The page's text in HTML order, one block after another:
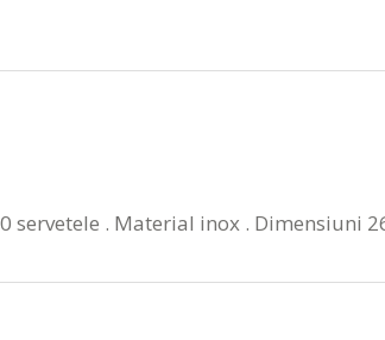
. Material inox . Dimensiuni